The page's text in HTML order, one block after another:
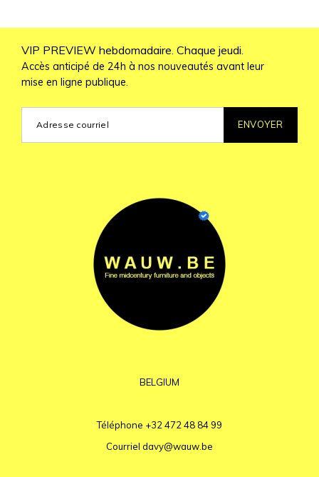
VIP PREVIEW hebdomadaire. Chaque jeudi.
Accès anticipé de 24h à nos nouveautés avant leur
mise en ligne publique.
ENVOYER
BELGIUM
Téléphone +32 472 48 84 99
Courriel davy@wauw.be